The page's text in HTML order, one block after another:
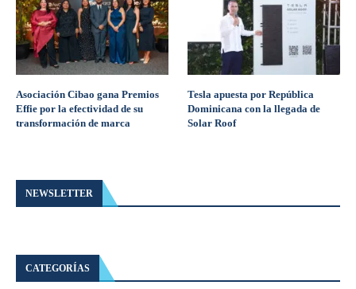
Asociación Cibao gana Premios
Effie por la efectividad de su
transformación de marca
Tesla apuesta por República
Dominicana con la llegada de
Solar Roof
NEWSLETTER
CATEGORÍAS